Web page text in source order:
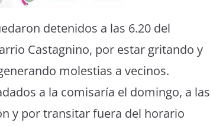
detenidos a las 6.20 del
Castagnino, por estar gritando y
molestias a vecinos.
a la comisaría el domingo, a las
y por transitar fuera del horario